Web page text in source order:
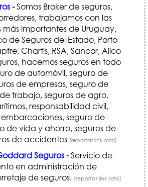
-Somos Broker de seguros,
trabajamos con las
importantes de Uruguay,
de Seguros del Estado, Porto
Chartis, RSA, Sancor, Alico
hacemos seguros en todo
de automóvil, seguro de
de empresas, seguro de
trabajo, seguros de agro,
responsabilidad civil,
seguro de
de vida y ahorro, seguros de
de accidentes [reportar link roto]
Seguros-Servicio de
en administración de
de seguros. [reportar link roto]